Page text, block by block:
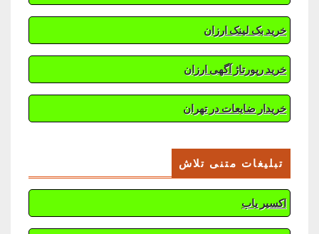
خرید بک لینک ارزان
خرید رپورتاژ آگهی ارزان
خریدار ضایعات در تهران
تبلیغات متنی تلاش
اکسیر یاب